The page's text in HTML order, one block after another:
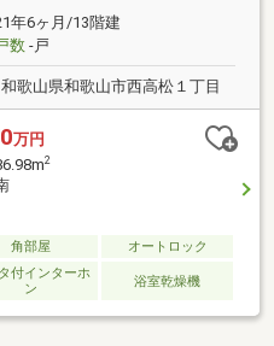
立てたい方、住み替えをお考
す♪お気軽にお電話くださ
年6ヶ月/13階建
数-戸
和歌山県和歌山市西高松１丁目
万円
2
角部屋 オートロック
付インターホ
ン
浴室乾燥機